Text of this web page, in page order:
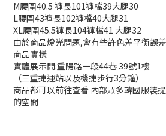
M腰圍40.5 褲長101褲檔39大腿30
L腰圍43褲長102褲檔40大腿31
XL腰圍45.5褲長104褲檔41 大腿32
由於商品燈光問題,會有些許色差平衡誤
商品實樣
實體展示間:重陽路一段44巷 39號1樓
（三重捷運站以及機捷步行3分鐘）
商品都可以前往查看 內部眾多韓國服装
的空間